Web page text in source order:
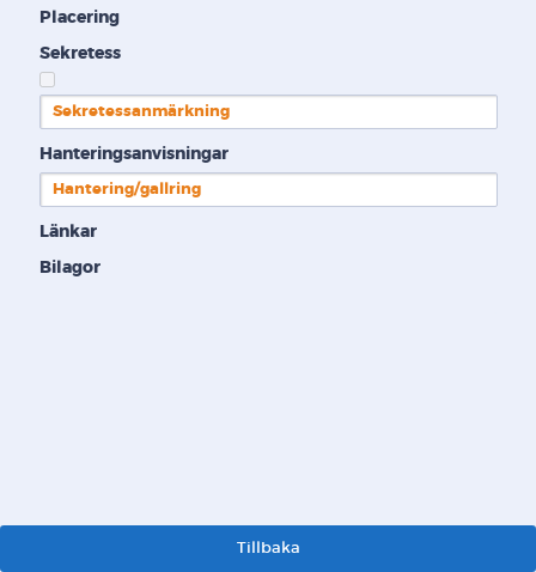
Placering
Sekretess
Sekretessanmärkning
Hanteringsanvisningar
Hantering/gallring
Länkar
Bilagor
Tillbaka